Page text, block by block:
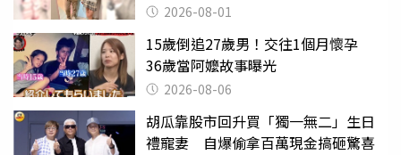
2026-08-01
15歲倒追27歲男！交往1個月懷孕
36歲當阿嬤故事曝光
2026-08-06
胡瓜靠股市回升買「獨一無二」生日
禮寵妻 自爆偷拿百萬現金搞砸驚喜